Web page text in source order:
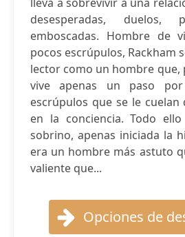
desesperadas, duelos,
emboscadas. Hombre de
pocos escrúpulos, Rackham
lector como un hombre que,
vive apenas un paso
escrúpulos que se le cuelan
en la conciencia. Todo
sobrino, apenas iniciada la
era un hombre más astuto
valiente que...
Opciones de